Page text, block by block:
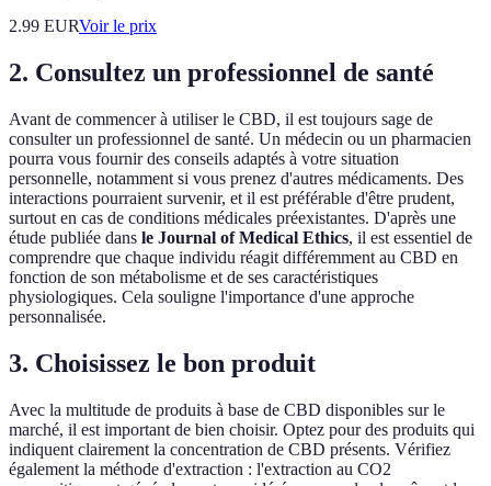
2.99 EURVoir le prix
2. Consultez un professionnel de santé
Avant de commencer à utiliser le CBD, il est toujours sage de
consulter un professionnel de santé. Un médecin ou un pharmacien
pourra vous fournir des conseils adaptés à votre situation
personnelle, notamment si vous prenez d'autres médicaments. Des
interactions pourraient survenir, et il est préférable d'être prudent,
surtout en cas de conditions médicales préexistantes. D'après une
étude publiée dans le Journal of Medical Ethics, il est essentiel de
comprendre que chaque individu réagit différemment au CBD en
fonction de son métabolisme et de ses caractéristiques
physiologiques. Cela souligne l'importance d'une approche
personnalisée.
3. Choisissez le bon produit
Avec la multitude de produits à base de CBD disponibles sur le
marché, il est important de bien choisir. Optez pour des produits qui
indiquent clairement la concentration de CBD présents. Vérifiez
également la méthode d'extraction : l'extraction au CO2